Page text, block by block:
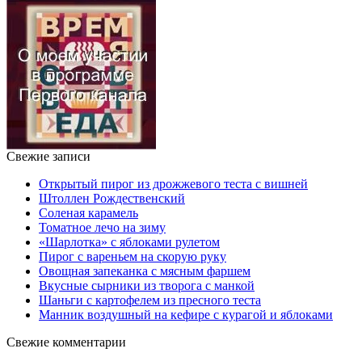
Свежие записи
Открытый пирог из дрожжевого теста с вишней
Штоллен Рождественский
Соленая карамель
Томатное лечо на зиму
«Шарлотка» с яблоками рулетом
Пирог с вареньем на скорую руку
Овощная запеканка с мясным фаршем
Вкусные сырники из творога с манкой
Шаньги с картофелем из пресного теста
Манник воздушный на кефире с курагой и яблоками
Свежие комментарии